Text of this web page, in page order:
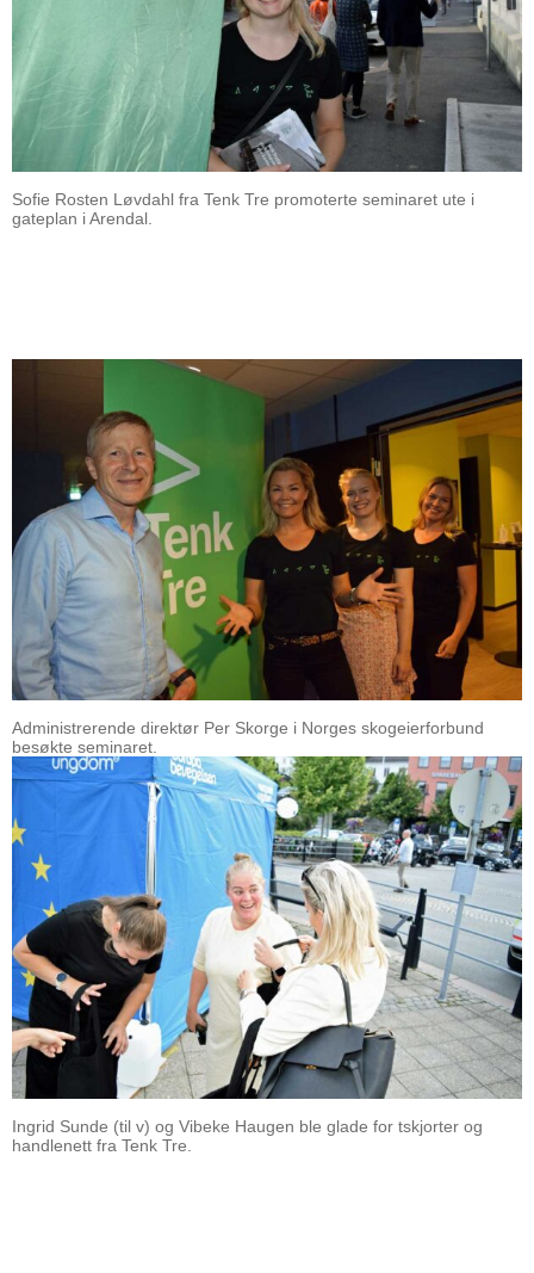
Sofie Rosten Løvdahl fra Tenk Tre promoterte seminaret ute i
gateplan i Arendal.
Administrerende direktør Per Skorge i Norges skogeierforbund
besøkte seminaret.
Ingrid Sunde (til v) og Vibeke Haugen ble glade for tskjorter og
handlenett fra Tenk Tre.